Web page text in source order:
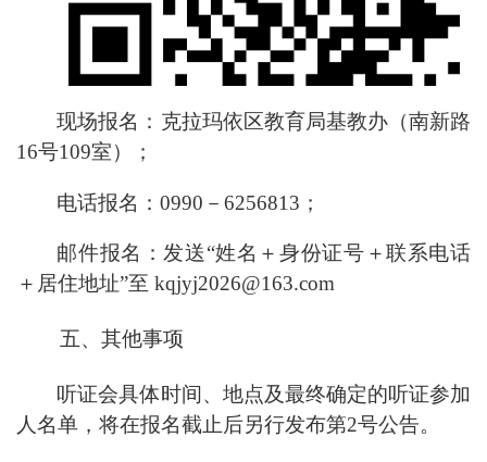
现场报名：克拉玛依区教育局基教办（南新路
16号109室）；
电话报名：0990 －6256813 ；
邮件报名：发送“姓名＋身份证号＋联系电话
＋居住地址”至 kqjyj2026@163.com
五、 其他事项
听证会具体时间、地点及最终确定的听证参加
人名单，将在报名截止后另行发布第2号公告。